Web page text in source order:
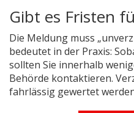
Gibt es Fristen
Die Meldung muss
bedeutet in der Praxis:
sollten Sie innerhalb
Behörde kontaktieren.
fahrlässig gewertet